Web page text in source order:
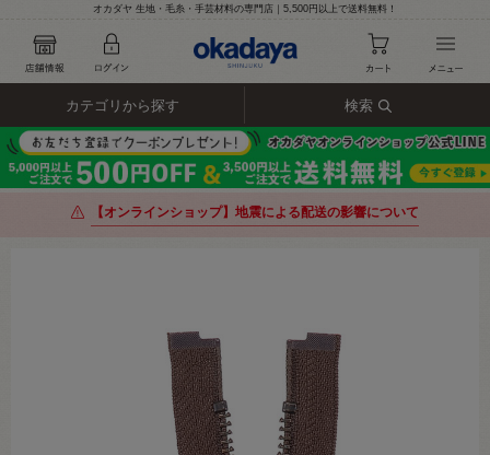
オカダヤ 生地・毛糸・手芸材料の専門店｜5,500円以上で送料無料！
カテゴリから探す 検索
【オンラインショップ】地震による配送の影響について